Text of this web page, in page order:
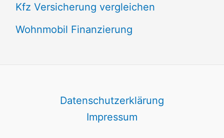
Kfz Versicherung vergleichen
Wohnmobil Finanzierung
Datenschutzerklärung
Impressum